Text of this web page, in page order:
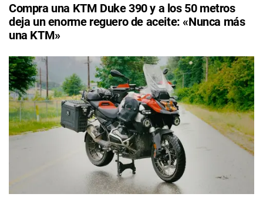
Compra una KTM Duke 390 y a los 50 metros
deja un enorme reguero de aceite: «Nunca más
una KTM»